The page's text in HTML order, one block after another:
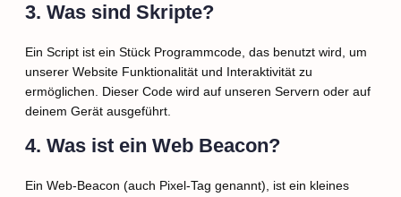
3. Was sind Skripte?
Ein Script ist ein Stück Programmcode, das benutzt wird, um
unserer Website Funktionalität und Interaktivität zu
ermöglichen. Dieser Code wird auf unseren Servern oder auf
deinem Gerät ausgeführt.
4. Was ist ein Web Beacon?
Ein Web-Beacon (auch Pixel-Tag genannt), ist ein kleines